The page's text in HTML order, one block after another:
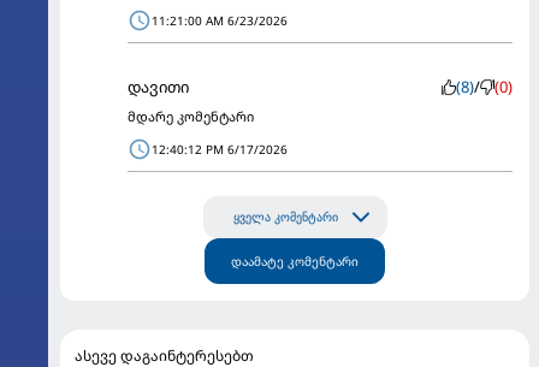
11:21:00 AM 6/23/2026
დავითი (8)/ (0)
მდარე კომენტარი
12:40:12 PM 6/17/2026
ყველა კომენტარი
დაამატე კომენტარი
ასევე დაგაინტერესებთ